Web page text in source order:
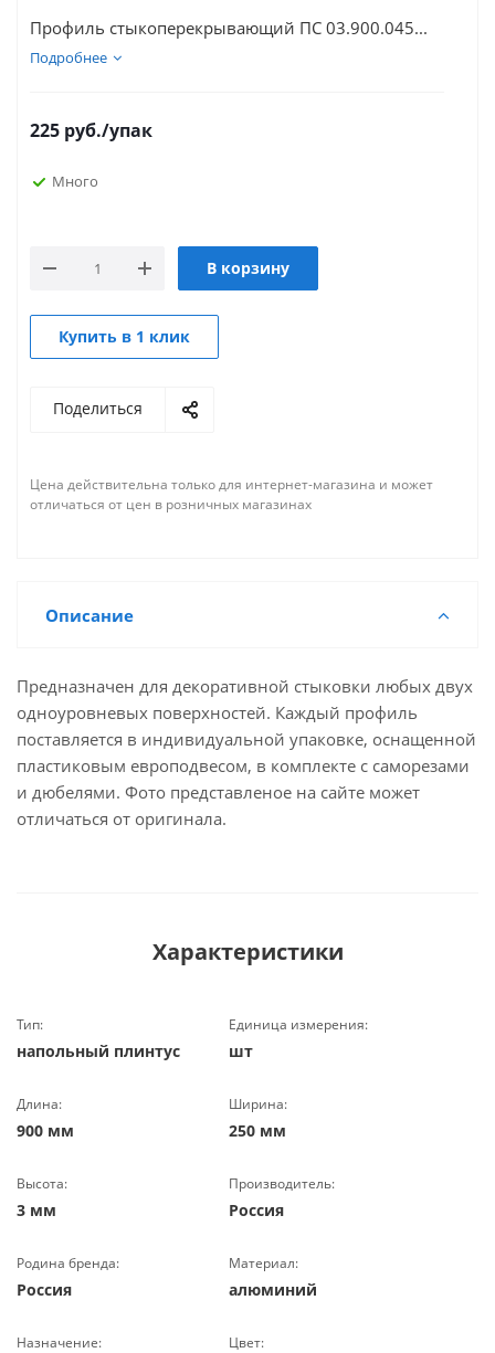
Профиль стыкоперекрывающий ПС 03.900.045...
Подробнее
225 руб./упак
Много
В корзину
Купить в 1 клик
Поделиться
Цена действительна только для интернет-магазина и может
отличаться от цен в розничных магазинах
Описание
Предназначен для декоративной стыковки любых двух
одноуровневых поверхностей. Каждый профиль
поставляется в индивидуальной упаковке, оснащенной
пластиковым европодвесом, в комплекте с саморезами
и дюбелями. Фото представленое на сайте может
отличаться от оригинала.
Характеристики
Тип:
напольный плинтус
Единица измерения:
шт
Длина:
900 мм
Ширина:
250 мм
Высота:
3 мм
Производитель:
Россия
Родина бренда:
Россия
Материал:
алюминий
Назначение: Цвет: